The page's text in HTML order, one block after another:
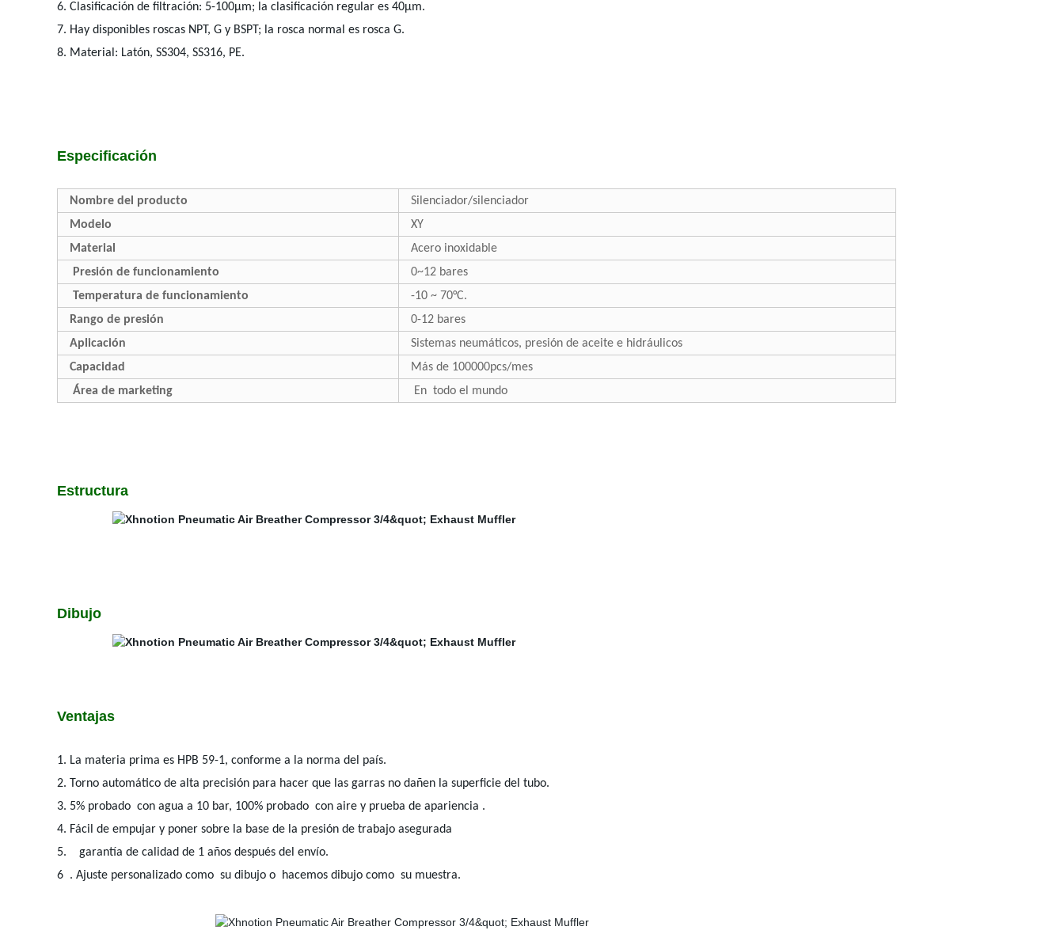
6. Clasificación de filtración: 5-100μm; la clasificación regular es 40μm.
7. Hay disponibles roscas NPT, G y BSPT; la rosca normal es rosca G.
8. Material: Latón, SS304, SS316, PE.
Especificación
Nombre del producto
Silenciador/silenciador
Modelo
XY
Material
Acero inoxidable
Presión de funcionamiento
0~12 bares
Temperatura de funcionamiento
-10 ~ 70°C.
Rango de presión
0-12 bares
Aplicación
Sistemas neumáticos, presión de aceite e hidráulicos
Capacidad
Más de 100000pcs/mes
Área de marketing
En todo el mundo
Estructura
Dibujo
Ventajas
1. La materia prima es HPB 59-1, conforme a la norma del país.
2. Torno automático de alta precisión para hacer que las garras no dañen la superficie del tubo.
3. 5% probado con agua a 10 bar, 100% probado con aire y prueba de apariencia .
4. Fácil de empujar y poner sobre la base de la presión de trabajo asegurada
5. garantía de calidad de 1 años después del envío.
6 . Ajuste personalizado como su dibujo o hacemos dibujo como su muestra.